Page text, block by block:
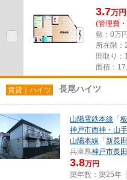
3.7万円
(管理費
敷：0万
所在階：
間取り：
面積：
賃貸｜ハイツ 長尾ハイツ
山陽電鉄本線 「
神戸市西神・山
山陽本線 「 新長田
兵庫県神戸市長
3.8万円
築年数：築25年